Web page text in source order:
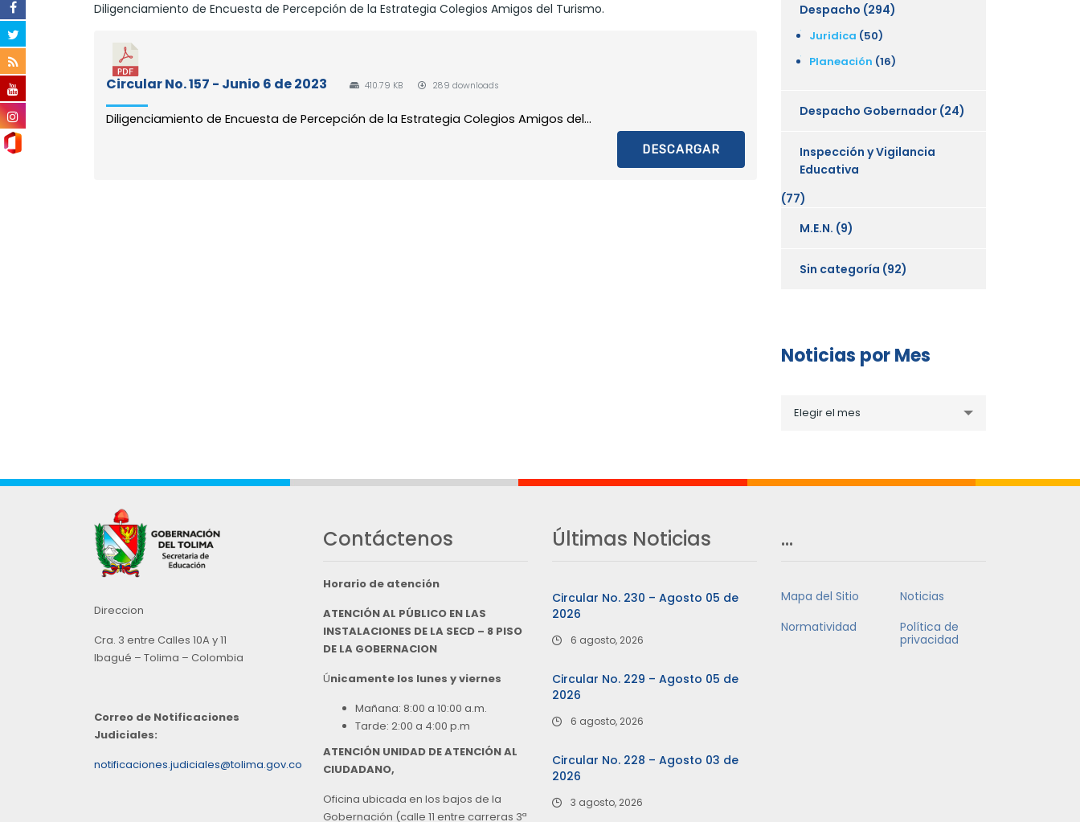
Diligenciamiento de Encuesta de Percepción de la Estrategia Colegios Amigos del Turismo.
Circular No. 157 - Junio 6 de 2023 410.79 KB 289 downloads
Diligenciamiento de Encuesta de Percepción de la Estrategia Colegios Amigos del...
DESCARGAR
Despacho (294)
Juridica (50)
Planeación (16)
Despacho Gobernador (24)
Inspección y Vigilancia
Educativa
(77)
M.E.N. (9)
Sin categoría (92)
Noticias por Mes
porElegir el mes
Direccion
Cra. 3 entre Calles 10A y 11
Ibagué – Tolima – Colombia
Correo de Notificaciones
Judiciales:
notificaciones.judiciales@tolima.gov.co
Contáctenos
Horario de atención
ATENCIÓN AL PÚBLICO EN LAS
INSTALACIONES DE LA SECD – 8 PISO
DE LA GOBERNACION
Únicamente los lunes y viernes
Mañana: 8:00 a 10:00 a.m.
Tarde: 2:00 a 4:00 p.m
ATENCIÓN UNIDAD DE ATENCIÓN AL
CIUDADANO,
Oficina ubicada en los bajos de la
Gobernación (calle 11 entre carreras 3ª
Últimas Noticias
Circular No. 230 – Agosto 05 de
2026
6 agosto, 2026
Circular No. 229 – Agosto 05 de
2026
6 agosto, 2026
Circular No. 228 – Agosto 03 de
2026
3 agosto, 2026
…
Mapa del Sitio
Noticias
Normatividad
Política de
privacidad